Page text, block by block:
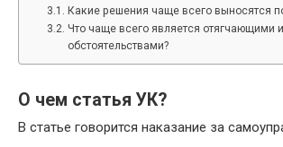
Какие решения чаще всего выносятся
Что чаще всего является отягчающими
обстоятельствами?
О чем статья УК?
В статье говорится наказание за